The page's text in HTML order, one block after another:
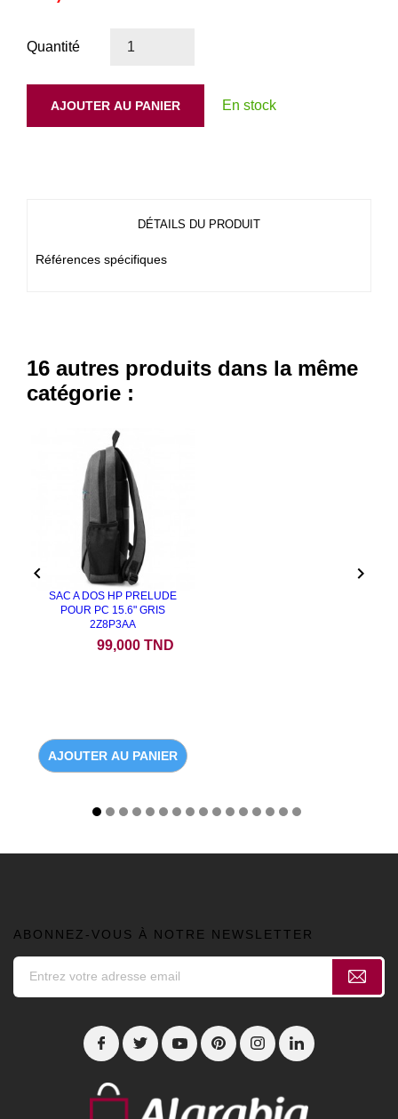
Quantité
AJOUTER AU PANIER En stock
DÉTAILS DU PRODUIT
Références spécifiques
16 autres produits dans la même
catégorie :
SAC A DOS HP PRELUDE
POUR PC 15.6" GRIS
2Z8P3AA
99,000 TND
AJOUTER AU PANIER
 
ABONNEZ-VOUS À NOTRE NEWSLETTER